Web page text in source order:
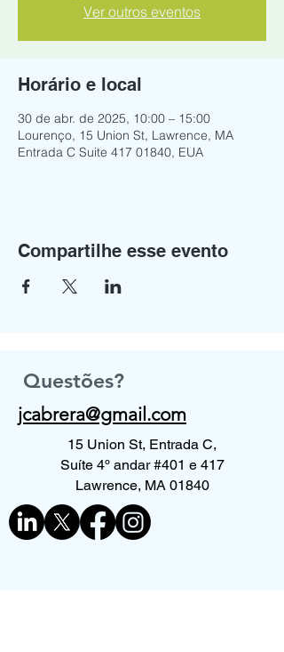
Ver outros eventos
Horário e local
30 de abr. de 2025, 10:00 – 15:00
Lourenço, 15 Union St, Lawrence, MA
Entrada C Suite 417 01840, EUA
Compartilhe esse evento
Questões?
jcabrera@gmail.com
15 Union St, Entrada C,
Suíte 4º andar #401 e 417
Lawrence, MA 01840